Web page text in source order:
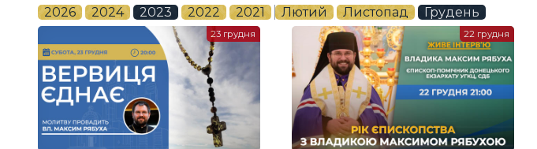
2026 2024 2023 2022 2021 Лютий Листопад Грудень
23 грудня 22 грудня